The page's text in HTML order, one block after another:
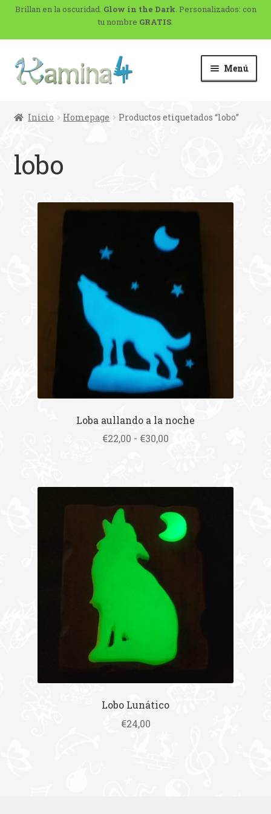
Brillan en la oscuridad. Glow in the Dark. Personalizados: con
tu nombre GRATIS.
Menú
Inicio Homepage Productos etiquetados “lobo”
lobo
Loba aullando a la noche
€22,00 - €30,00
hasta
€30,00
Lobo Lunático
€24,00